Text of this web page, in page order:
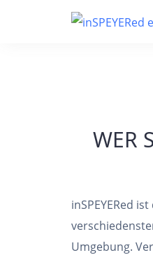
WER
inSPEYERed
Umgebung.